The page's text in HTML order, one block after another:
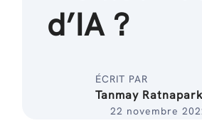
d’IA ?
ÉCRIT PAR
Tanmay
22 novembre